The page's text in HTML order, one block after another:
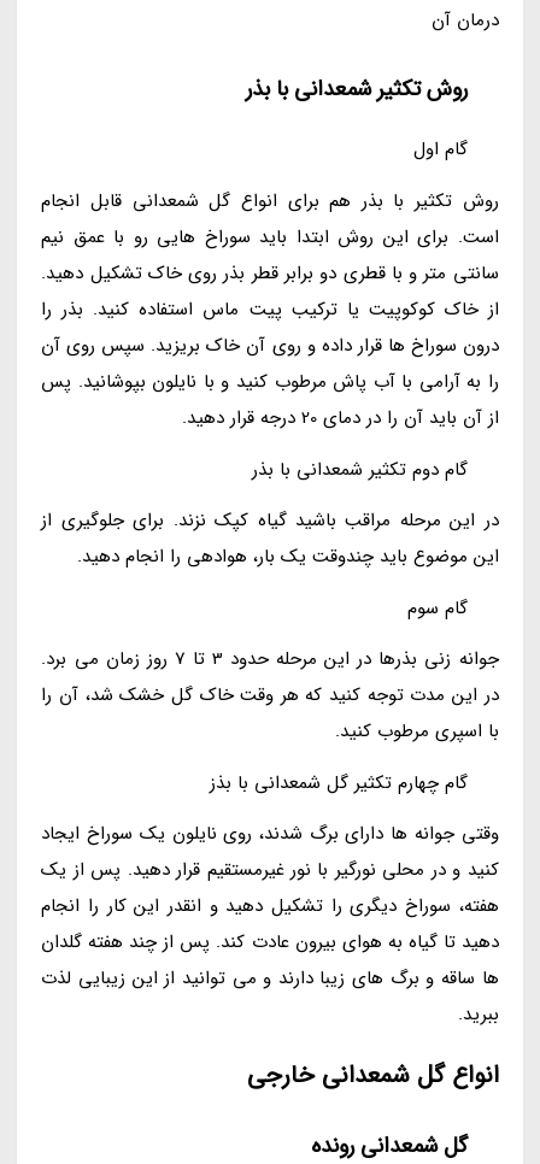
درمان آن
روش تکثیر شمعدانی با بذر
گام اول
روش تکثیر با بذر هم برای انواع گل شمعدانی قابل انجام
است. برای این روش ابتدا باید سوراخ هایی رو با عمق نیم
سانتی متر و با قطری دو برابر قطر بذر روی خاک تشکیل دهید.
از خاک کوکوپیت یا ترکیب پیت ماس استفاده کنید. بذر را
درون سوراخ ها قرار داده و روی آن خاک بریزید. سپس روی آن
را به آرامی با آب پاش مرطوب کنید و با نایلون بپوشانید. پس
از آن باید آن را در دمای 20 درجه قرار دهید.
گام دوم تکثیر شمعدانی با بذر
در این مرحله مراقب باشید گیاه کپک نزند. برای جلوگیری از
این موضوع باید چندوقت یک بار، هوادهی را انجام دهید.
گام سوم
جوانه زنی بذرها در این مرحله حدود 3 تا 7 روز زمان می برد.
در این مدت توجه کنید که هر وقت خاک گل خشک شد، آن را
با اسپری مرطوب کنید.
گام چهارم تکثیر گل شمعدانی با بذز
وقتی جوانه ها دارای برگ شدند، روی نایلون یک سوراخ ایجاد
کنید و در محلی نورگیر با نور غیرمستقیم قرار دهید. پس از یک
هفته، سوراخ دیگری را تشکیل دهید و انقدر این کار را انجام
دهید تا گیاه به هوای بیرون عادت کند. پس از چند هفته گلدان
ها ساقه و برگ های زیبا دارند و می توانید از این زیبایی لذت
ببرید.
انواع گل شمعدانی خارجی
گل شمعدانی رونده